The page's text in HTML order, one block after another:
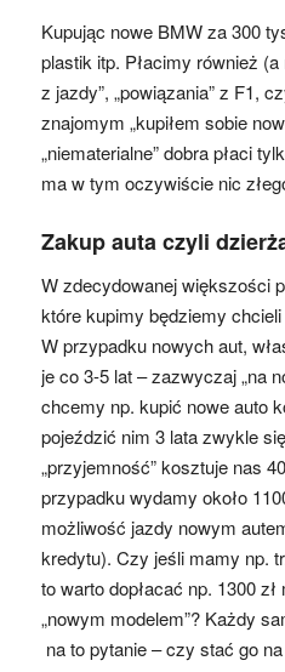
Kupując nowe BMW za 300
plastik itp. Płacimy również
z jazdy”, „powiązania” z F1,
znajomym „kupiłem sobie
„niematerialne” dobra płaci
ma w tym oczywiście nic
Zakup auta czyli
W zdecydowanej większości
które kupimy będziemy
W przypadku nowych aut,
je co 3-5 lat – zazwyczaj „na
chcemy np. kupić nowe auto
pojeździć nim 3 lata zwykle
„przyjemność” kosztuje nas
przypadku wydamy około
możliwość jazdy nowym
kredytu). Czy jeśli mamy np.
to warto dopłacać np. 1300
„nowym modelem”? Każdy
na to pytanie – czy stać go